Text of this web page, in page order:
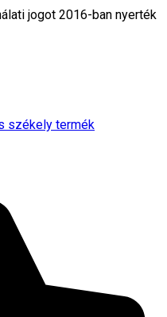
jogot 2016-ban nyerték
székely termék